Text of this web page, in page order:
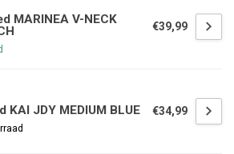
MARINEA V-NECK
€39,99
KAI JDY MEDIUM BLUE €34,99